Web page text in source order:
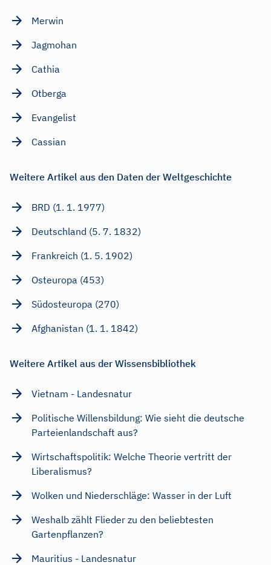
Merwin
Jagmohan
Cathia
Otberga
Evangelist
Cassian
Weitere Artikel aus den Daten der Weltgeschichte
BRD (1. 1. 1977)
Deutschland (5. 7. 1832)
Frankreich (1. 5. 1902)
Osteuropa (453)
Südosteuropa (270)
Afghanistan (1. 1. 1842)
Weitere Artikel aus der Wissensbibliothek
Vietnam - Landesnatur
Politische Willensbildung: Wie sieht die deutsche
Parteienlandschaft aus?
Wirtschaftspolitik: Welche Theorie vertritt der
Liberalismus?
Wolken und Niederschläge: Wasser in der Luft
Weshalb zählt Flieder zu den beliebtesten
Gartenpflanzen?
Mauritius - Landesnatur